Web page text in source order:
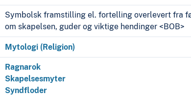
Symbolsk framstilling el. fortelling overlevert fra
om skapelsen, guder og viktige hendinger <BOB>
Mytologi (Religion)
Ragnarok
Skapelsesmyter
Syndfloder